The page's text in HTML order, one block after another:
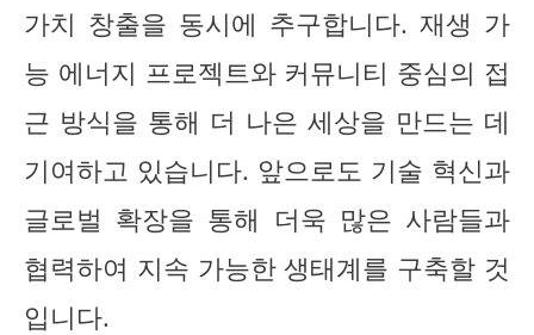
가치 창출을 동시에 추구합니다. 재생 가
능 에너지 프로젝트와 커뮤니티 중심의 접
근 방식을 통해 더 나은 세상을 만드는 데
기여하고 있습니다. 앞으로도 기술 혁신과
글로벌 확장을 통해 더욱 많은 사람들과
협력하여 지속 가능한 생태계를 구축할 것
입니다.